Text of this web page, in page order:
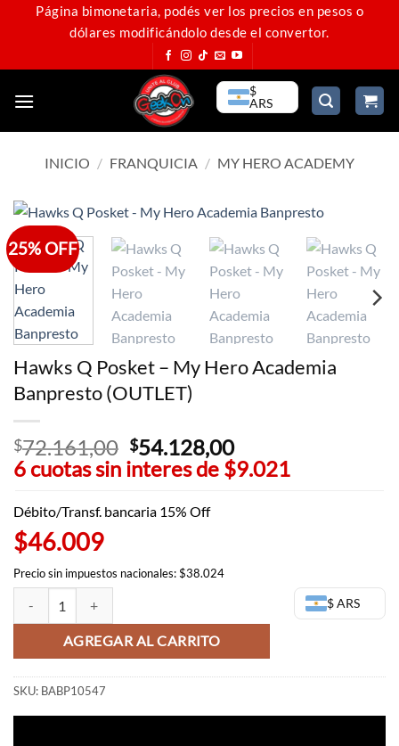
Página bimonetaria, podés ver los precios en pesos o
dólares modificándolo desde el convertor.
$
ARS
INICIO / FRANQUICIA / MY HERO ACADEMY
25% OFF
Hawks Q Posket – My Hero Academia
Banpresto (OUTLET)
$72.161,00 El
precio
era:
$54.128,00El
precio
6 cuotas sin interes de $9.021
Débito/Transf. bancaria 15% Off
$46.009
Precio sin impuestos nacionales: $38.024
$ ARS
Hawks Q Posket - My Hero Academia Banpresto (OUTLET) cantidad
AGREGAR AL CARRITO
SKU: BABP10547